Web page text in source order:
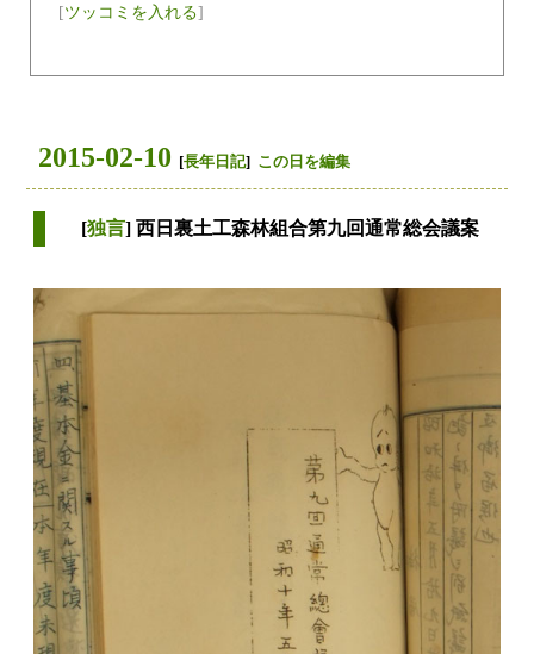
[ツッコミを入れる]
2015-02-10 [長年日記] この日を編集
[独言] 西日裏土工森林組合第九回通常総会議案